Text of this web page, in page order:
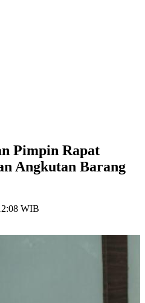
Pimpin Rapat
Angkutan Barang
WIB